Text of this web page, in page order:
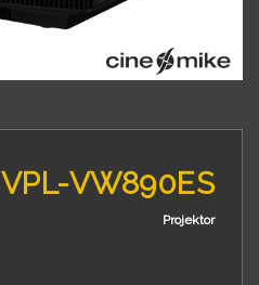
VPL-VW890ES
Projektor